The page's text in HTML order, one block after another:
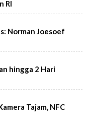
RI
Norman Joesoef
hingga 2 Hari
Tajam, NFC